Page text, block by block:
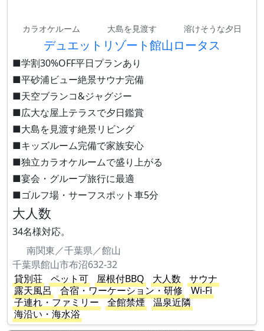
カラオケルーム 大島を見渡す 溶けそうな夕日
デュエットリゾート館山ロータス
■学割30%OFF平日プランあり
■平砂浦ビュー絶景サウナ完備
■天空ブランコ&ジャグジー
■広大な屋上テラスで夕日鑑賞
■大島を見渡す絶景リビング
■キッズルーム完備で家族安心
■独立カラオケルームで盛り上がる
■宴会・グループ旅行に最適
■ゴルフ場・サーフスポット車5分
大人数
34名様対応。
南関東／千葉県／館山
千葉県館山市布沼632-32
貸別荘
ペット可 屋根付BBQ 大人数
サウナ
露天風呂
合宿・ワーケーション・研修
Wi-Fi
子連れ・ファミリー
全館禁煙
温泉近隣
海沿い・海水浴